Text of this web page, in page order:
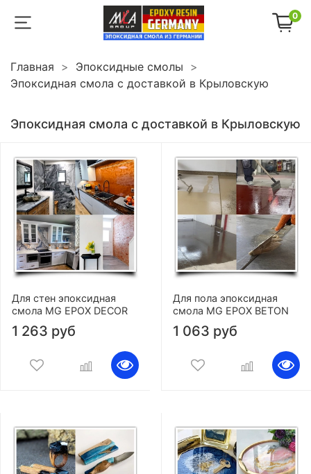
0
Главная
Эпоксидные смолы
Эпоксидная смола с доставкой в Крыловскую
Эпоксидная смола с доставкой в Крыловскую
Для стен эпоксидная
смола MG EPOX DECOR
1 263 руб
Для пола эпоксидная
смола MG EPOX BETON
1 063 руб